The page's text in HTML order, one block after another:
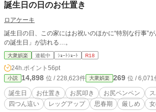
誕生日の日のお仕置き
ロアケーキ
誕生日の日、この家にはお祝いのほかに“特別な行事”がある。 そして本
の誕生日」が訪れる…。
大衆娯楽 連載中 ｼｮｰﾄｼｮｰﾄ R18
24h.ポイント 56pt
小説 14,898 位 / 228,623件 大衆娯楽 269 位 / 6,071
誕生日 お仕置き お尻叩き お尻ペンペン
四つん這い
レッグアップ 思春期 厳しめ